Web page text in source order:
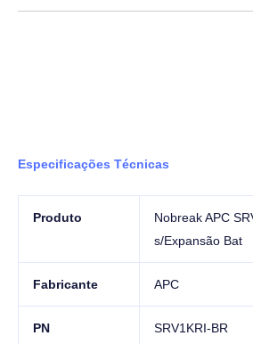
Especificações Técnicas
Produto
Nobreak APC
s/Expansão Bat
Fabricante APC
PN SRV1KRI-BR